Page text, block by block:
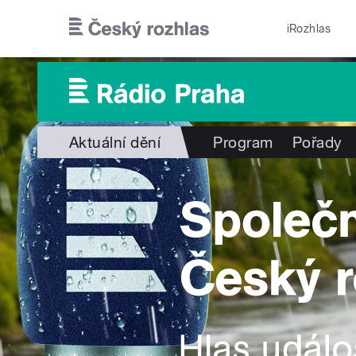
iRozhlas
Aktuální dění Program Pořady